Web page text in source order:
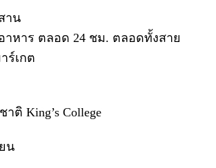
าน
าหาร ตลอด 24 ชม. ตลอดทั้งสาย
ร์เกต
ติ King’s College
น